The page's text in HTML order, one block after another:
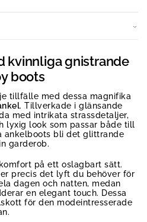
kvinnliga gnistrande
boots
tillfälle med dessa magnifika
. Tillverkade i glänsande
med intrikata strassdetaljer,
lyxig look som passar både till
ankelboots bli det glittrande
garderob.
på ett oslagbart sätt.
precis det lyft du behöver för
dagen och natten, medan
en elegant touch. Dessa
för den modeintresserade